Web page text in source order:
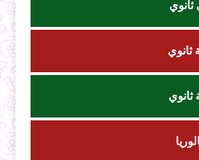
ثانوي
ثانوي
ثانوي